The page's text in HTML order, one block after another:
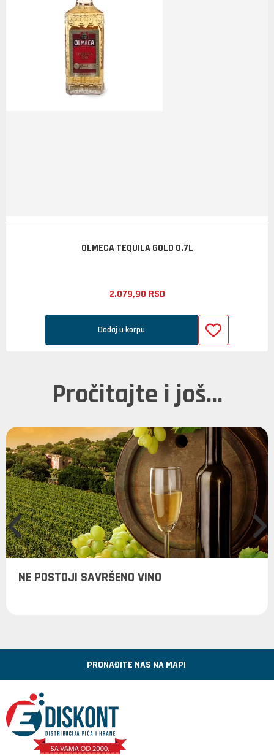
OLMECA TEQUILA GOLD 0.7L
2.079,90 RSD
Dodaj u korpu
Pročitajte i još...
NE POSTOJI SAVRŠENO VINO
PRONAĐITE NAS NA MAPI